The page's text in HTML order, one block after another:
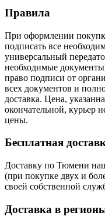
Правила
При оформлении
подписать все
универсальный
необходимые
право подписи от
всех документов и
доставка. Цена,
окончательной, курьер
цены.
Бесплатная
Доставку по Тюмени
(при покупке двух и
своей собственной
Доставка в